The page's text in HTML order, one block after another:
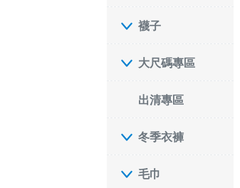
襪子
大尺碼專區
出清專區
冬季衣褲
毛巾